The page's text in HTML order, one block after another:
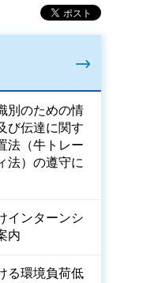
別のための情
び伝達に関す
法（牛トレー
法）の遵守に
インターンシ
内
る環境負荷低